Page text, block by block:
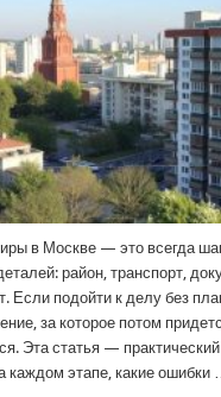
в
и
и
в Москве — это всегда
район, транспорт,
Если подойти к делу без
за которое потом
Эта статья —
каждом этапе, какие ошибки